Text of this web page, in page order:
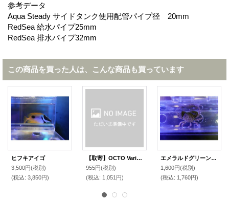
参考データ
Aqua Steady サイドタンク使用配管パイプ径 20mm
RedSea 給水パイプ25mm
RedSea 排水パイプ32mm
この商品を買った人は、こんな商品も買っています
ヒフキアイゴ
3,500円(税別)
(税込: 3,850円)
【取寄】OCTO VarioS 6・8給排水 4給水用 VP20塩ビアダプター
955円(税別)
(税込: 1,051円)
エメラルドグリーンクラブ
1,600円(税別)
(税込: 1,760円)